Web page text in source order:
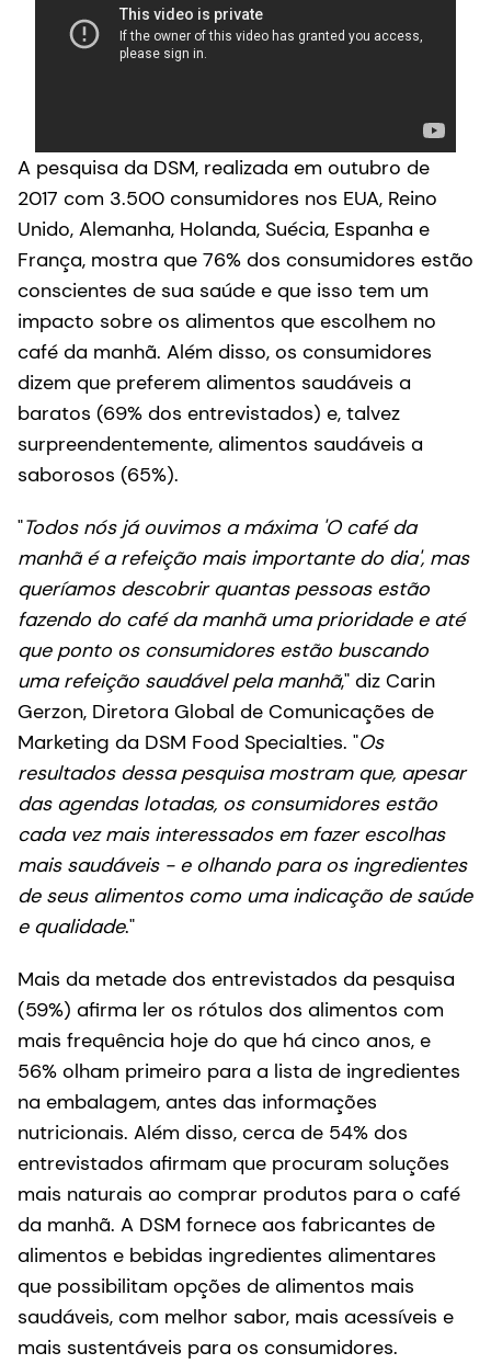
A pesquisa da DSM, realizada em outubro de
2017 com 3.500 consumidores nos EUA, Reino
Unido, Alemanha, Holanda, Suécia, Espanha e
França, mostra que 76% dos consumidores estão
conscientes de sua saúde e que isso tem um
impacto sobre os alimentos que escolhem no
café da manhã. Além disso, os consumidores
dizem que preferem alimentos saudáveis a
baratos (69% dos entrevistados) e, talvez
surpreendentemente, alimentos saudáveis a
saborosos (65%).
"Todos nós já ouvimos a máxima 'O café da
manhã é a refeição mais importante do dia', mas
queríamos descobrir quantas pessoas estão
fazendo do café da manhã uma prioridade e até
que ponto os consumidores estão buscando
uma refeição saudável pela manhã," diz Carin
Gerzon, Diretora Global de Comunicações de
Marketing da DSM Food Specialties. "Os
resultados dessa pesquisa mostram que, apesar
das agendas lotadas, os consumidores estão
cada vez mais interessados em fazer escolhas
mais saudáveis - e olhando para os ingredientes
de seus alimentos como uma indicação de saúde
e qualidade."
Mais da metade dos entrevistados da pesquisa
(59%) afirma ler os rótulos dos alimentos com
mais frequência hoje do que há cinco anos, e
56% olham primeiro para a lista de ingredientes
na embalagem, antes das informações
nutricionais. Além disso, cerca de 54% dos
entrevistados afirmam que procuram soluções
mais naturais ao comprar produtos para o café
da manhã. A DSM fornece aos fabricantes de
alimentos e bebidas ingredientes alimentares
que possibilitam opções de alimentos mais
saudáveis, com melhor sabor, mais acessíveis e
mais sustentáveis para os consumidores.